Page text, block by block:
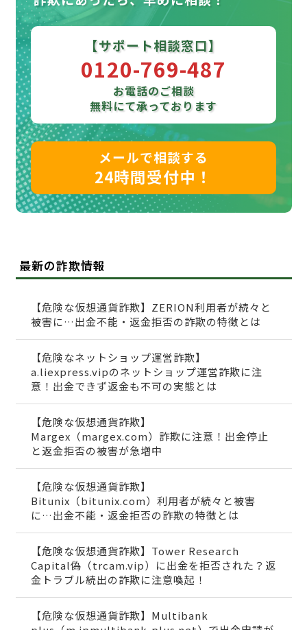
【サポート相談窓口】
0120-769-487
お電話のご相談
無料にて承っております
メールで相談する
24時間受付中！
最新の詐欺情報
【危険な仮想通貨詐欺】ZERION利用者が続々と
被害に…出金不能・返金拒否の詐欺の特徴とは
【危険なネットショップ運営詐欺】
a.liexpress.vipのネットショップ運営詐欺に注
意！出金できず返金も不可の実態とは
【危険な仮想通貨詐欺】
Margex（margex.com）詐欺に注意！出金停止
と返金拒否の被害が急増中
【危険な仮想通貨詐欺】
Bitunix（bitunix.com）利用者が続々と被害
に…出金不能・返金拒否の詐欺の特徴とは
【危険な仮想通貨詐欺】Tower Research
Capital偽（trcam.vip）に出金を拒否された？返
金トラブル続出の詐欺に注意喚起！
【危険な仮想通貨詐欺】Multibank